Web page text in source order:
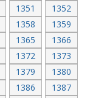
1351
1352
1358
1359
1365
1366
1372
1373
1379
1380
1386
1387